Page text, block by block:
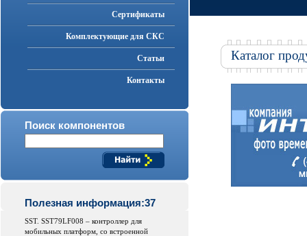
Cертификаты
Комплектующие для СКС
Статьи
Контакты
Поиск компонентов
Полезная информация:37
SST. SST79LF008 – контроллер для
мобильных платформ, со встроенной
Каталог